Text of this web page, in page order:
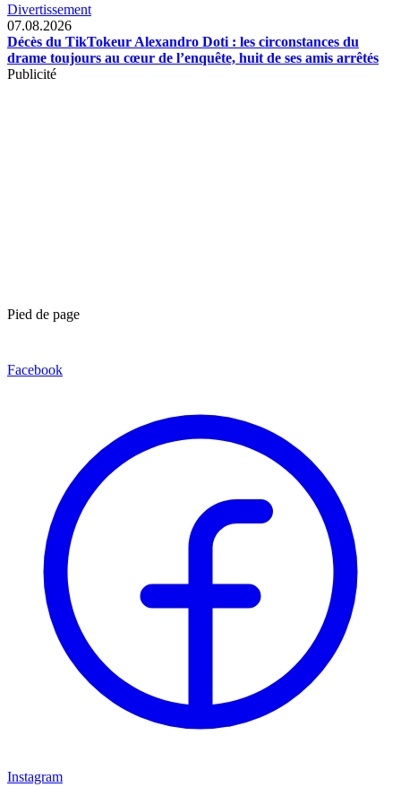
Divertissement
07.08.2026
Décès du TikTokeur Alexandro Doti : les circonstances du
drame toujours au cœur de l’enquête, huit de ses amis arrêtés
Publicité
Pied de page
Facebook
Instagram